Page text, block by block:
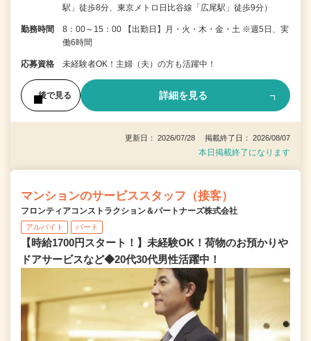
駅」徒歩8分、東京メトロ日比谷線「広尾駅」徒歩9分）
勤務時間
8：00～15：00 【出勤日】月・火・木・金・土 ※週5日、実
働6時間
応募資格 未経験者OK！主婦（夫）の方も活躍中！
後で見る 詳細を見る
更新日： 2026/07/28 掲載終了日： 2026/08/07
本日掲載終了になります
マンションのサービススタッフ（接客）
フロンティアコンストラクション＆パートナーズ株式会社
アルバイト パート
【時給1700円スタート！】未経験OK！荷物のお預かりや
ドアサービスなど◆20代30代男性活躍中！